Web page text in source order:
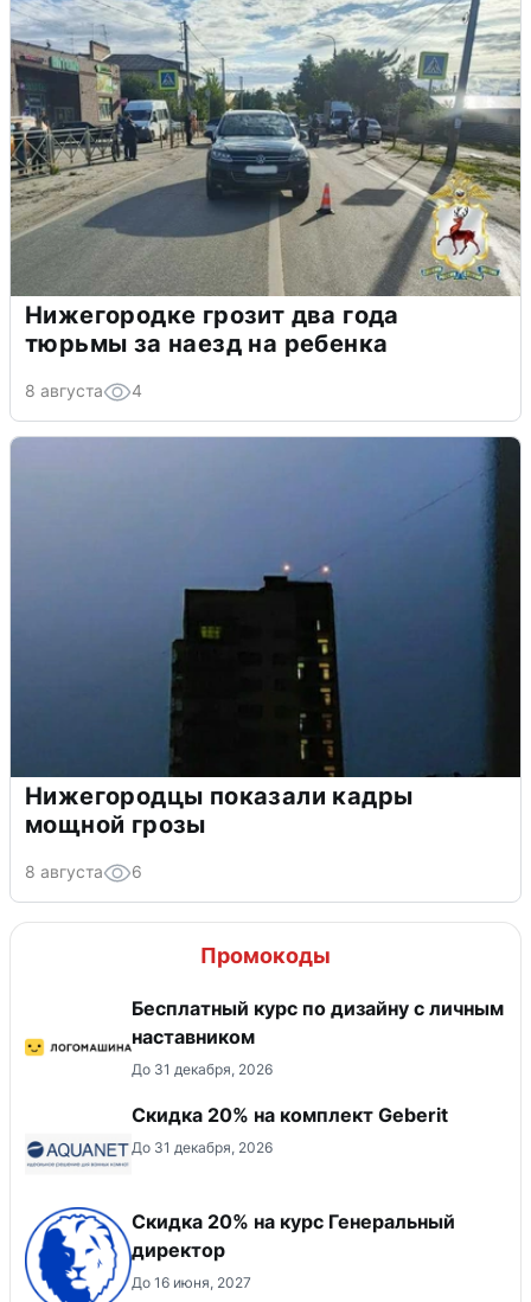
Нижегородке грозит два года
тюрьмы за наезд на ребенка
8 августа 4
Нижегородцы показали кадры
мощной грозы
8 августа 6
Промокоды
Бесплатный курс по дизайну с личным
наставником
До 31 декабря, 2026
Скидка 20% на комплект Geberit
До 31 декабря, 2026
Скидка 20% на курс Генеральный
директор
До 16 июня, 2027